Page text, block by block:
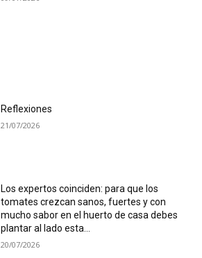
Reflexiones
21/07/2026
Los expertos coinciden: para que los
tomates crezcan sanos, fuertes y con
mucho sabor en el huerto de casa debes
plantar al lado esta...
20/07/2026